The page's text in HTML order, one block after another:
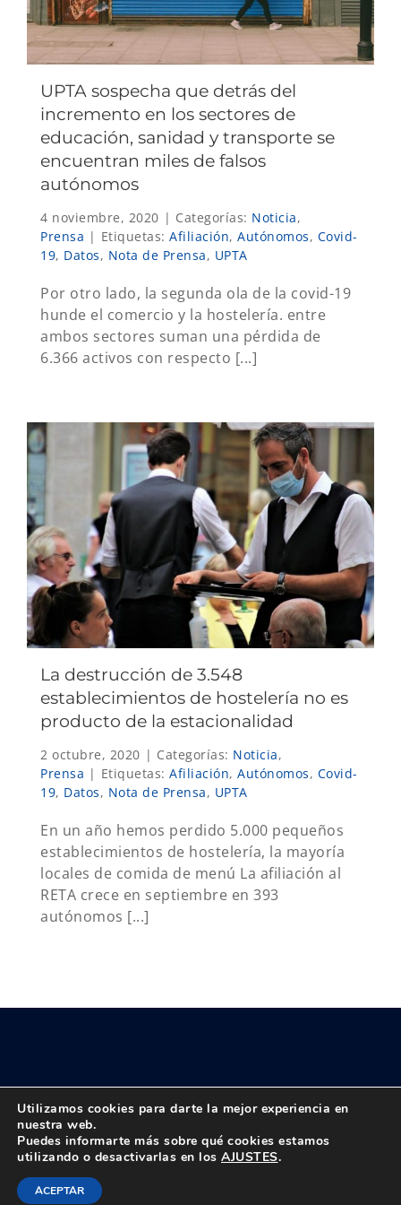
UPTA sospecha que detrás del
incremento en los sectores de
educación, sanidad y transporte se
encuentran miles de falsos
autónomos
4 noviembre, 2020 | Categorías: Noticia,
Prensa | Etiquetas: Afiliación, Autónomos, Covid-
19, Datos, Nota de Prensa, UPTA
Por otro lado, la segunda ola de la covid-19
hunde el comercio y la hostelería. entre
ambos sectores suman una pérdida de
6.366 activos con respecto [...]
La destrucción de 3.548
establecimientos de hostelería no es
producto de la estacionalidad
2 octubre, 2020 | Categorías: Noticia,
Prensa | Etiquetas: Afiliación, Autónomos, Covid-
19, Datos, Nota de Prensa, UPTA
En un año hemos perdido 5.000 pequeños
establecimientos de hostelería, la mayoría
locales de comida de menú La afiliación al
RETA crece en septiembre en 393
autónomos [...]
© Copyright 2018 - 2026 UPTA | Todos los derechos reservados
|Política de privacidad|Aviso Legal
Utilizamos cookies para darte la mejor experiencia en
nuestra web.
Puedes informarte más sobre qué cookies estamos
utilizando o desactivarlas en los AJUSTES.
ACEPTAR